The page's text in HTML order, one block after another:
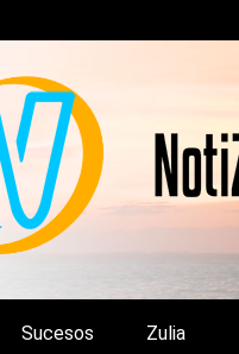
VENEZUELA
Sucesos Zulia